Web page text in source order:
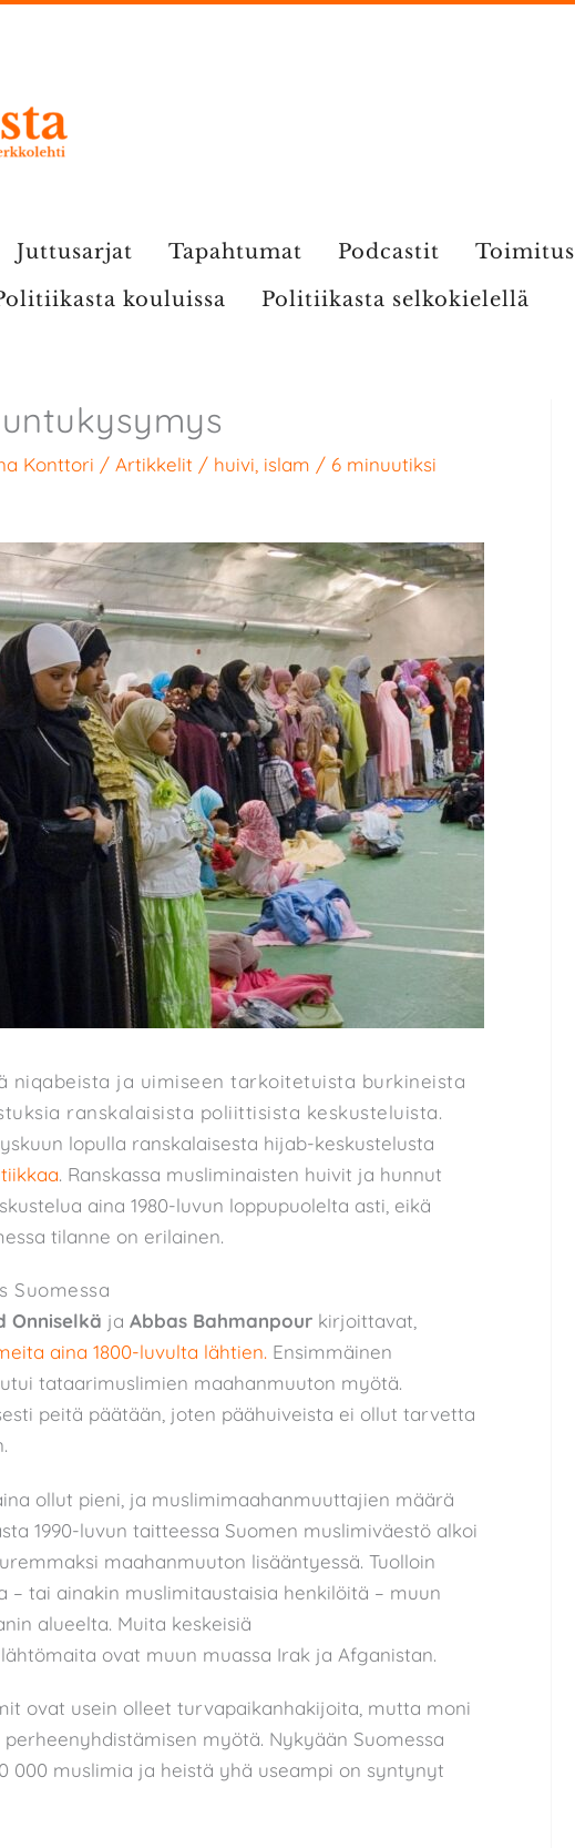
Juttusarjat Tapahtumat Podcastit Toimitus
kouluissa Politiikasta selkokielellä
Konttori / Artikkelit / huivi islam / 6 minuutiksi
niqabeista ja uimiseen tarkoitetuista burkineista
ranskalaisista poliittisista keskusteluista.
lopulla ranskalaisesta hijab-keskustelusta
. Ranskassa musliminaisten huivit ja hunnut
aina 1980-luvun loppupuolelta asti, eikä
tilanne on erilainen.
Suomessa
Onniselkä ja Abbas Bahmanpour kirjoittavat,
aina 1800-luvulta lähtien. Ensimmäinen
tataarimuslimien maahanmuuton myötä.
peitä päätään, joten päähuiveista ei ollut tarvetta
ollut pieni, ja muslimimaahanmuuttajien määrä
1990-luvun taitteessa Suomen muslimiväestö alkoi
maahanmuuton lisääntyessä. Tuolloin
– tai ainakin muslimitaustaisia henkilöitä – muun
alueelta. Muita keskeisiä
ovat muun muassa Irak ja Afganistan.
ovat usein olleet turvapaikanhakijoita, mutta moni
myötä. Nykyään Suomessa
000 muslimia ja heistä yhä useampi on syntynyt